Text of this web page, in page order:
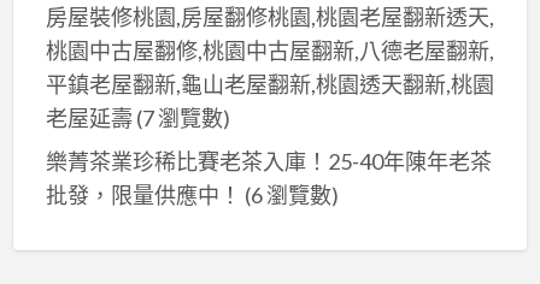
房屋裝修桃園,房屋翻修桃園,桃園老屋翻新透天,
桃園中古屋翻修,桃園中古屋翻新,八德老屋翻新,
平鎮老屋翻新,龜山老屋翻新,桃園透天翻新,桃園
老屋延壽(7 瀏覽數)
樂菁茶業珍稀比賽老茶入庫！25-40年陳年老茶
批發，限量供應中！ (6 瀏覽數)